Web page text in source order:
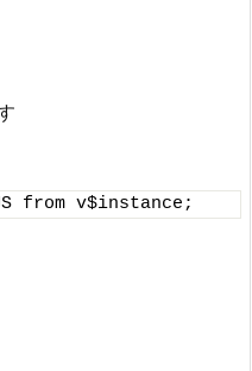
from v$instance;